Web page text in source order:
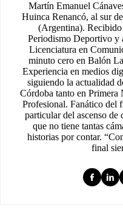
Martín Emanuel
Huinca Renancó, al sur
(Argentina). Recibido
Periodismo Deportivo y
Licenciatura en
minuto cero en Balón
Experiencia en medios
siguiendo la actualidad
Córdoba tanto en
Profesional. Fanático del
particular del ascenso
que no tiene tantas
historias por contar.
final